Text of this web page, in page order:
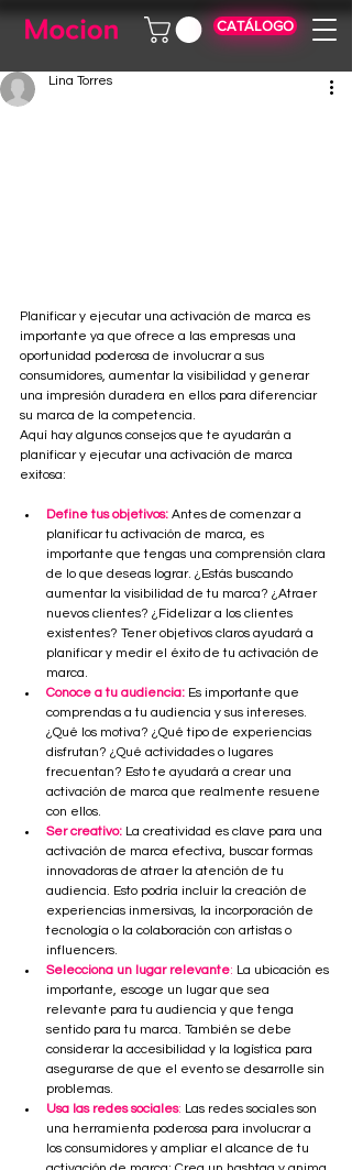
CATÁLOGO
Lina Torres
Planificar y ejecutar una activación de marca es
importante ya que ofrece a las empresas una
oportunidad poderosa de involucrar a sus
consumidores, aumentar la visibilidad y generar
una impresión duradera en ellos para diferenciar
su marca de la competencia.
Aquí hay algunos consejos que te ayudarán a
planificar y ejecutar una activación de marca
exitosa:
Define tus objetivos: Antes de comenzar a
planificar tu activación de marca, es
importante que tengas una comprensión clara
de lo que deseas lograr. ¿Estás buscando
aumentar la visibilidad de tu marca? ¿Atraer
nuevos clientes? ¿Fidelizar a los clientes
existentes? Tener objetivos claros ayudará a
planificar y medir el éxito de tu activación de
marca.
Conoce a tu audiencia: Es importante que
comprendas a tu audiencia y sus intereses.
¿Qué los motiva? ¿Qué tipo de experiencias
disfrutan? ¿Qué actividades o lugares
frecuentan? Esto te ayudará a crear una
activación de marca que realmente resuene
con ellos.
Ser creativo: La creatividad es clave para una
activación de marca efectiva, buscar formas
innovadoras de atraer la atención de tu
audiencia. Esto podría incluir la creación de
experiencias inmersivas, la incorporación de
tecnología o la colaboración con artistas o
influencers.
Selecciona un lugar relevante: La ubicación es
importante, escoge un lugar que sea
relevante para tu audiencia y que tenga
sentido para tu marca. También se debe
considerar la accesibilidad y la logística para
asegurarse de que el evento se desarrolle sin
problemas.
Usa las redes sociales: Las redes sociales son
una herramienta poderosa para involucrar a
los consumidores y ampliar el alcance de tu